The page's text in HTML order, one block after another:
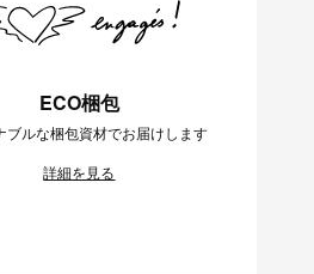
ECO梱包
ブルな梱包資材でお届けします
詳細を見る